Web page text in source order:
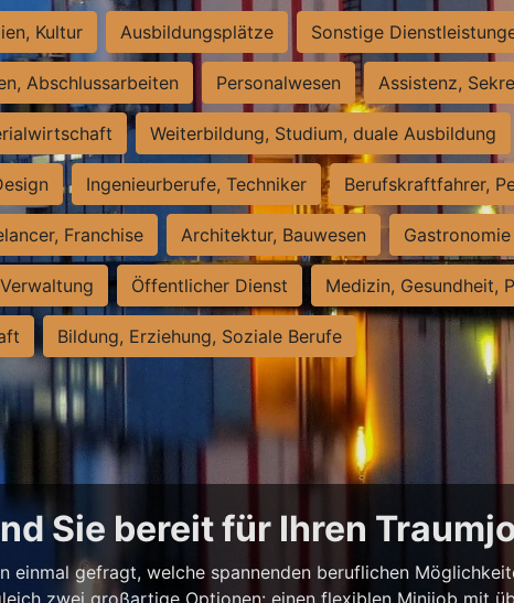
Kultur Ausbildungsplätze Sonstige
Abschlussarbeiten Personalwesen Assistenz,
Weiterbildung, Studium, duale Ausbildung
Ingenieurberufe, Techniker Berufskraftfahrer,
Franchise Architektur, Bauwesen Gastronomie
Öffentlicher Dienst Medizin, Gesundheit,
Bildung, Erziehung, Soziale Berufe
Sie bereit für Ihren
einmal gefragt, welche spannenden beruflichen